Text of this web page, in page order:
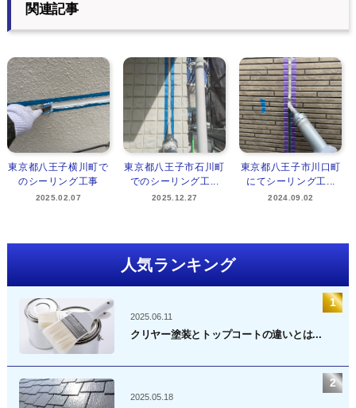
関連記事
東京都八王子横川町で
のシーリング工事
2025.02.07
東京都八王子市石川町
でのシーリング工...
2025.12.27
東京都八王子市川口町
にてシーリング工...
2024.09.02
人気ランキング
2025.06.11
クリヤー塗装とトップコートの違いとは...
2025.05.18